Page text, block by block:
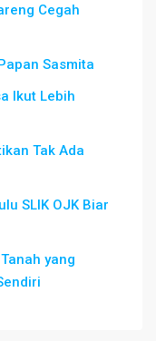
Cegah
Sasmita
Ikut Lebih
Tak Ada
SLIK OJK Biar
yang